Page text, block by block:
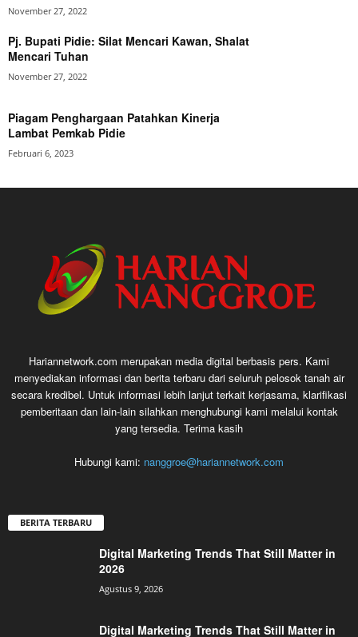
November 27, 2022
Pj. Bupati Pidie: Silat Mencari Kawan, Shalat
Mencari Tuhan
November 27, 2022
Piagam Penghargaan Patahkan Kinerja
Lambat Pemkab Pidie
Februari 6, 2023
Hariannetwork.com merupakan media digital berbasis pers. Kami
menyediakan informasi dan berita terbaru dari seluruh pelosok tanah air
secara kredibel. Untuk informasi lebih lanjut terkait kerjasama, klarifikasi
pemberitaan dan lain-lain silahkan menghubungi kami melalui kontak
yang tersedia. Terima kasih
Hubungi kami: nanggroe@hariannetwork.com
BERITA TERBARU
Digital Marketing Trends That Still Matter in
2026
Agustus 9, 2026
Digital Marketing Trends That Still Matter in